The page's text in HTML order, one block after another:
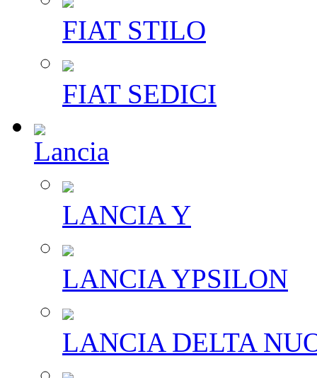
FIAT STILO
FIAT SEDICI
Lancia
LANCIA Y
LANCIA YPSILON
LANCIA DELTA